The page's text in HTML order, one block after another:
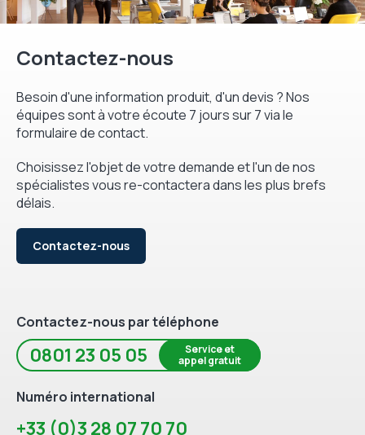
Contactez-nous
Besoin d'une information produit, d'un devis ? Nos
équipes sont à votre écoute 7 jours sur 7 via le
formulaire de contact.
Choisissez l'objet de votre demande et l'un de nos
spécialistes vous re-contactera dans les plus brefs
délais.
Contactez-nous
Contactez-nous par téléphone
0801 23 05 05
Service et
appel gratuit
Numéro international
+33 (0)3 28 07 70 70